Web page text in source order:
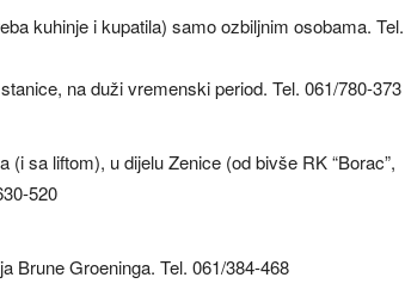
kuhinje i kupatila) samo ozbiljnim osobama. Tel.
na duži vremenski period. Tel. 061/780-373
sa liftom), u dijelu Zenice (od bivše RK “Borac”,
520
Brune Groeninga. Tel. 061/384-468